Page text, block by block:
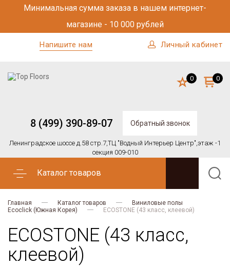
Минимальная сумма заказа в нашем интернет-
магазине - 10 000 рублей
Напишите нам Личный кабинет
8 (499) 390-89-07 Обратный звонок
Ленинградское шоссе д.58 стр.7,ТЦ "Водный Интерьер Центр",этаж -1
секция 009-010
0 0
Каталог товаров
Главная Каталог товаров
Виниловые полы
Ecoclick (Южная Корея)
ECOSTONE (43 класс, клеевой)
ECOSTONE (43 класс,
клеевой)